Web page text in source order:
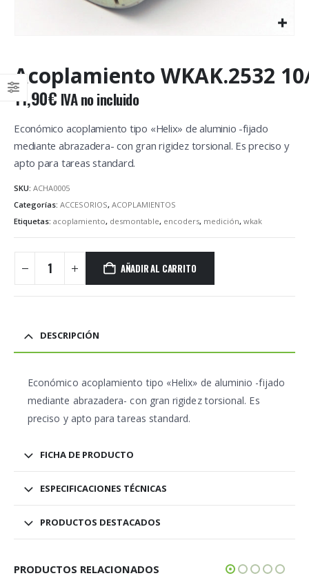
Acoplamiento WKAK.2532
11,90€ IVA no incluido
Económico acoplamiento tipo «Helix» de aluminio -fijado
mediante abrazadera- con gran rigidez torsional. Es preciso y
apto para tareas standard.
SKU: ACHA0005
Categorías: ACCESORIOS, ACOPLAMIENTOS
Etiquetas: acoplamiento, desmontable, encoders, medición, wkak
AÑADIR AL CARRITO
DESCRIPCIÓN
Económico acoplamiento tipo «Helix» de aluminio -fijado
mediante abrazadera- con gran rigidez torsional. Es
preciso y apto para tareas standard.
FICHA DE PRODUCTO
ESPECIFICACIONES TÉCNICAS
PRODUCTOS DESTACADOS
PRODUCTOS RELACIONADOS